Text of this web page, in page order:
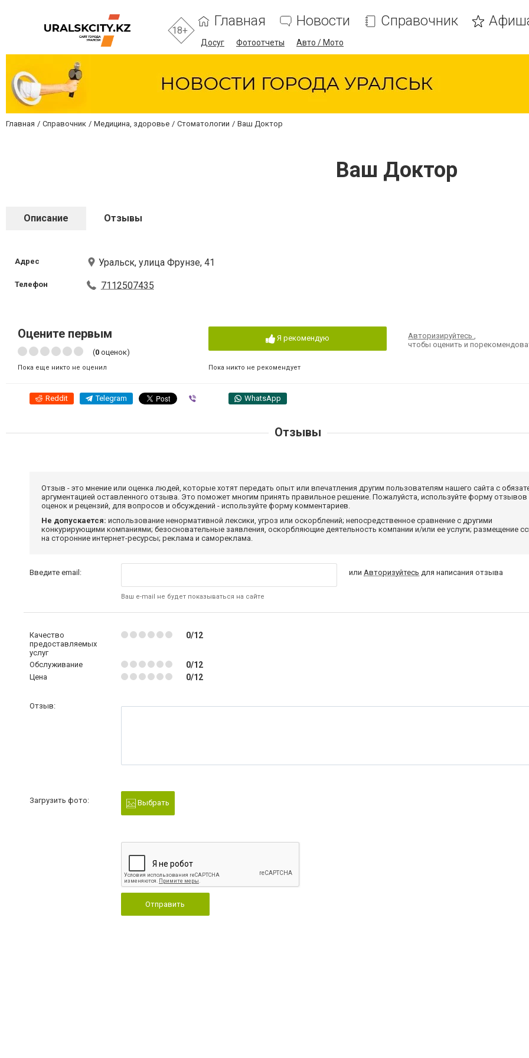
18+
Главная Новости Справочник
Досуг Фотоотчеты Авто / Мото
Главная Справочник Медицина, здоровье Стоматологии Ваш Доктор
Ваш Доктор
Описание Отзывы
Адрес Уральск, улица Фрунзе, 41
Телефон 7112507435
Оцените первым
(0 оценок)
Пока еще никто не оценил
Я рекомендую
Пока никто не рекомендует
Авторизируйтесь,
чтобы оценить и
Reddit Telegram WhatsApp
Отзывы
Отзыв - это мнение или оценка людей, которые хотят передать опыт или впечатления другим пользователям нашего сайта с
аргументацией оставленного отзыва. Это поможет многим принять правильное решение. Пожалуйста, используйте форму отзывов
оценок и рецензий, для вопросов и обсуждений - используйте форму комментариев.
Не допускается: использование ненормативной лексики, угроз или оскорблений; непосредственное сравнение с другими
конкурирующими компаниями; безосновательные заявления, оскорбляющие деятельность компании и/или ее услуги; размещение
на сторонние интернет-ресурсы; реклама и самореклама.
Введите email:
Ваш e-mail не будет показываться на сайте
илиАвторизуйтесь для написания отзыва
Качество
предоставляемых
услуг
0/12
Обслуживание 0/12
Цена 0/12
Отзыв:
Загрузить фото: Выбрать
Отправить